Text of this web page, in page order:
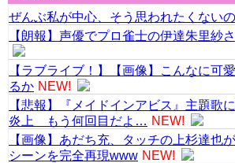
ぜんぶ私が中心、そう思われたくない
【朗報】声優でプロ雀士の伊達朱里紗
【ラブライブ！】【画像】こんなに可
るか NEW!
【悲報】『メイドインアビス』主題歌
炎上 もう何回目だよ…
NEW!
【画像】あだち充、タッチの上杉達也
シーンを完全再現www NEW!